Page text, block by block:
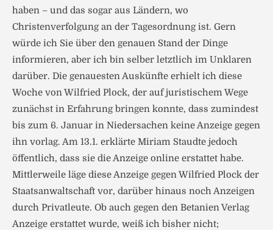
haben – und das sogar aus Ländern, wo
Christenverfolgung an der Tagesordnung ist. Gern
würde ich Sie über den genauen Stand der Dinge
informieren, aber ich bin selber letztlich im Unklaren
darüber. Die genauesten Auskünfte erhielt ich diese
Woche von Wilfried Plock, der auf juristischem Wege
zunächst in Erfahrung bringen konnte, dass zumindest
bis zum 6. Januar in Niedersachen keine Anzeige gegen
ihn vorlag. Am 13.1. erklärte Miriam Staudte jedoch
öffentlich, dass sie die Anzeige online erstattet habe.
Mittlerweile läge diese Anzeige gegen Wilfried Plock der
Staatsanwaltschaft vor, darüber hinaus noch Anzeigen
durch Privatleute. Ob auch gegen den Betanien Verlag
Anzeige erstattet wurde, weiß ich bisher nicht;